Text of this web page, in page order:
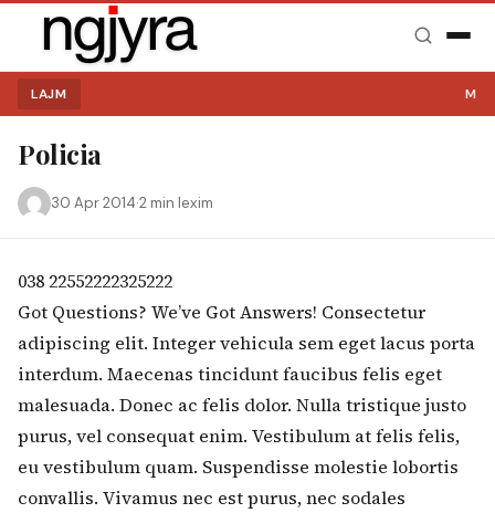
Kërko:
LAJM
Policia
30 Apr 2014·2 min lexim
038 22552222325222
Got Questions? We’ve Got Answers! Consectetur
adipiscing elit. Integer vehicula sem eget lacus porta
interdum. Maecenas tincidunt faucibus felis eget
malesuada. Donec ac felis dolor. Nulla tristique justo
purus, vel consequat enim. Vestibulum at felis felis,
eu vestibulum quam. Suspendisse molestie lobortis
convallis. Vivamus nec est purus, nec sodales